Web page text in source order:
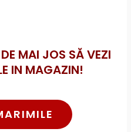
MAI JOS SĂ VEZI
IN MAGAZIN!